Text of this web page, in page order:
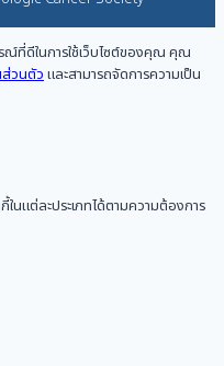
ณ์ที่ดีในการใช้เว็บไซต์ของคุณ คุณ
ส่วนตัว และสามารถจัดการความเป็น
แต่ละประเภทได้ตามความต้องการ